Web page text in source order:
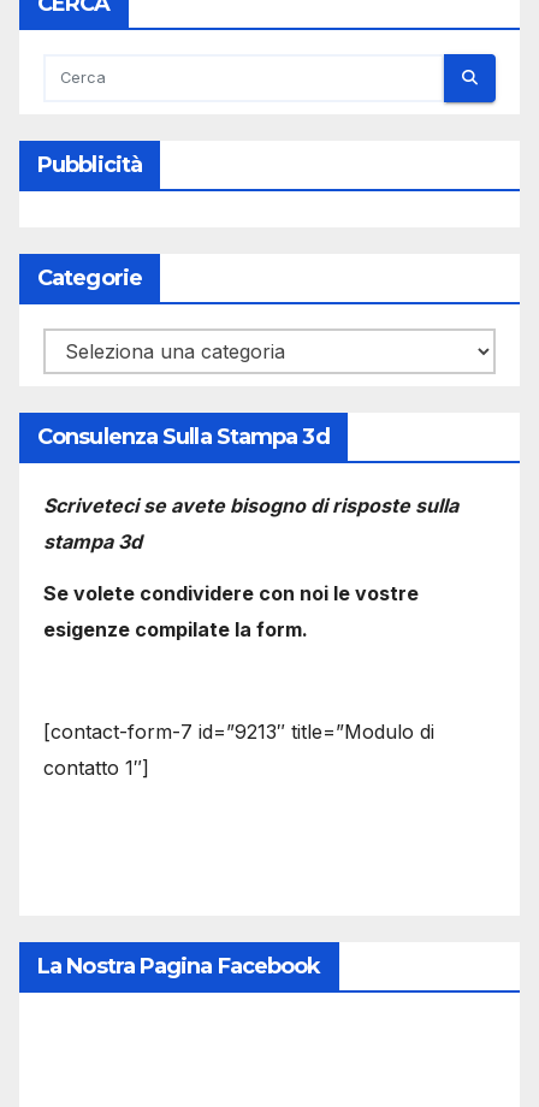
Pubblicità
Categorie
Categorie
Consulenza Sulla Stampa 3d
Scriveteci se avete bisogno di risposte sulla
stampa 3d
Se volete condividere con noi le vostre
esigenze compilate la form.
[contact-form-7 id=”9213″ title=”Modulo di
contatto 1″]
La Nostra Pagina Facebook